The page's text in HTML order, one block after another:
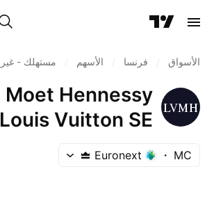
الأسواق فرنسا الأسهم مستهلك -
Moet Hennessy
Louis Vuitton SE
MC
Euronext